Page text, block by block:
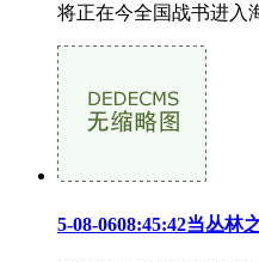
将正在今全国战书进入
5-08-0608:45:42当丛林